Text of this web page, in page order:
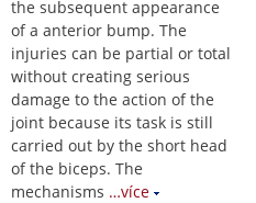
the subsequent appearance
of a anterior bump. The
injuries can be partial or total
without creating serious
damage to the action of the
joint because its task is still
carried out by the short head
of the biceps. The
mechanisms …více